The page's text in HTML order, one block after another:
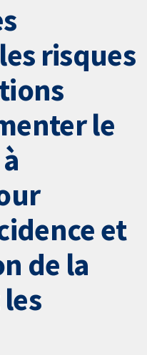
risques
le
et
de la